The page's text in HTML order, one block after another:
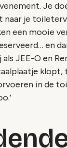
Je
je
een mooie
en
JEE-O en
klopt,
in de